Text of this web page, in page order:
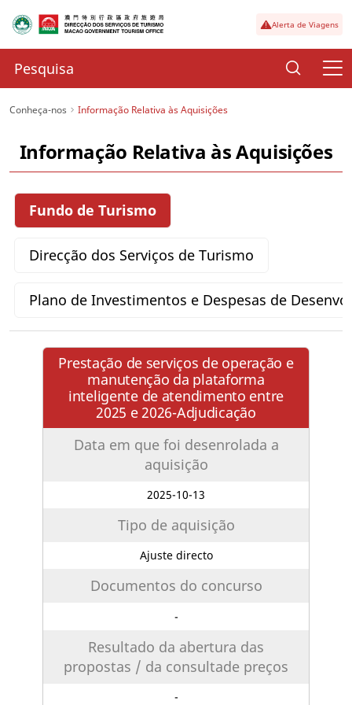
Alerta de Viagens
Conheça-nos Informação Relativa às Aquisições
Informação Relativa às Aquisições
Fundo de Turismo
Direcção dos Serviços de Turismo
Plano de Investimentos e Despesas de
Prestação de serviços de operação e
manutenção da plataforma
inteligente de atendimento entre
2025 e 2026-Adjudicação
Data em que foi desenrolada a
aquisição
2025-10-13
Tipo de aquisição
Ajuste directo
Documentos do concurso
-
Resultado da abertura das
propostas / da consultade preços
-